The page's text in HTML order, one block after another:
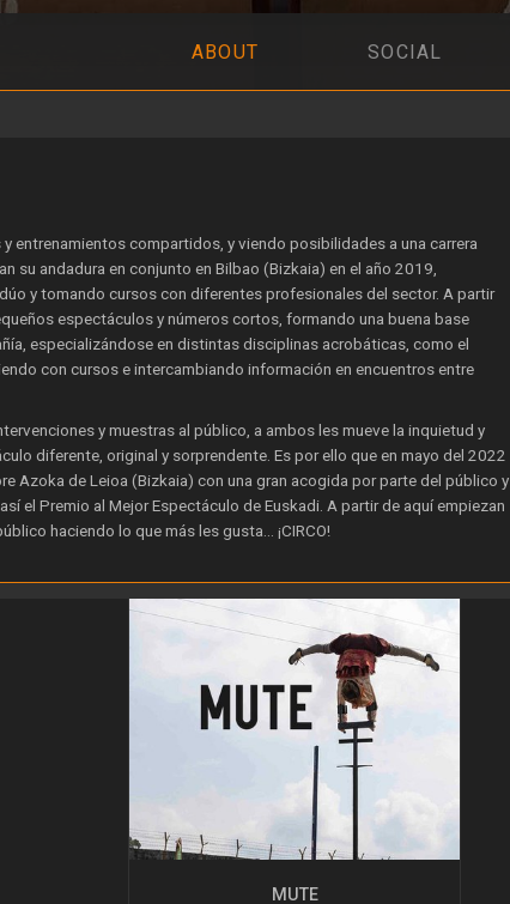
ABOUT SOCIAL
entrenamientos compartidos, y viendo posibilidades a una carrera
su andadura en conjunto en Bilbao (Bizkaia) en el año 2019,
y tomando cursos con diferentes profesionales del sector. A partir
espectáculos y números cortos, formando una buena base
especializándose en distintas disciplinas acrobáticas, como el
con cursos e intercambiando información en encuentros entre
y muestras al público, a ambos les mueve la inquietud y
diferente, original y sorprendente. Es por ello que en mayo del 2022
Azoka de Leioa (Bizkaia) con una gran acogida por parte del público y
el Premio al Mejor Espectáculo de Euskadi. A partir de aquí empiezan
haciendo lo que más les gusta… ¡CIRCO!
MUTE